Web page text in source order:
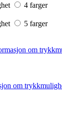
4 farger
5 farger
om
om